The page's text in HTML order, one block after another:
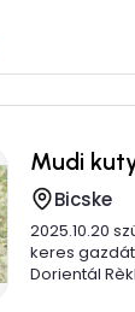
Mudi
Bicske
2025.10.20
keres
Dorientál